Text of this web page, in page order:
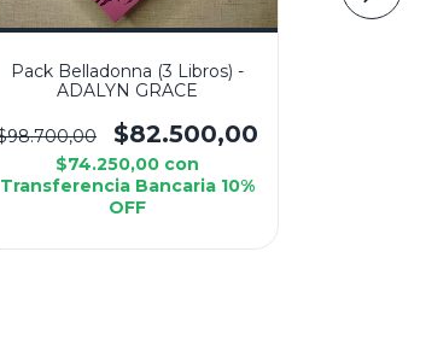
Pack Belladonna (3 Libros) -
ADALYN GRACE
$82.500,00
$74.250,00 con
Transferencia Bancaria 10%
OFF